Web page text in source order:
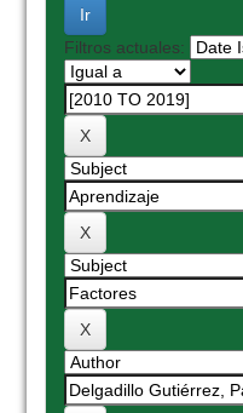
Filtros actuales: